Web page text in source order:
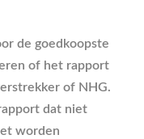
de goedkoopste
of het rapport
of NHG.
dat niet
worden